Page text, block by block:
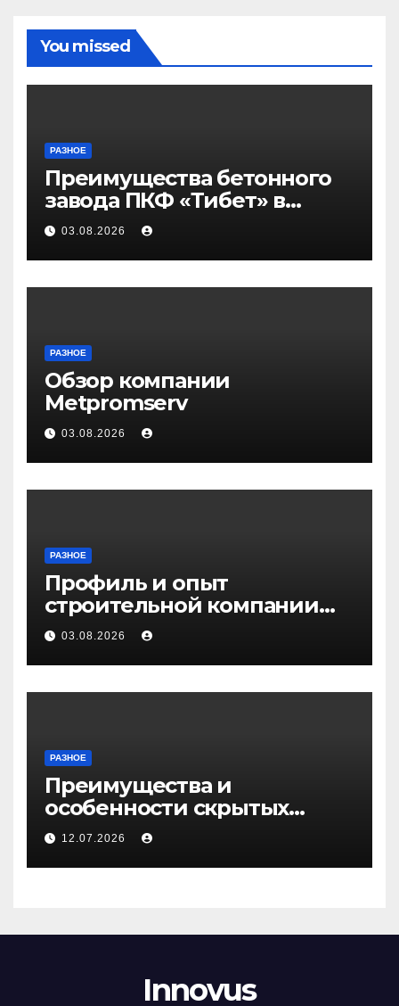
You missed
РАЗНОЕ
Преимущества бетонного
завода ПКФ «Тибет» в
Волгограде и Волжском
03.08.2026
РАЗНОЕ
Обзор компании
Metpromserv
03.08.2026
РАЗНОЕ
Профиль и опыт
строительной компании
Медичи
03.08.2026
РАЗНОЕ
Преимущества и
особенности скрытых
дверей
12.07.2026
Innovus